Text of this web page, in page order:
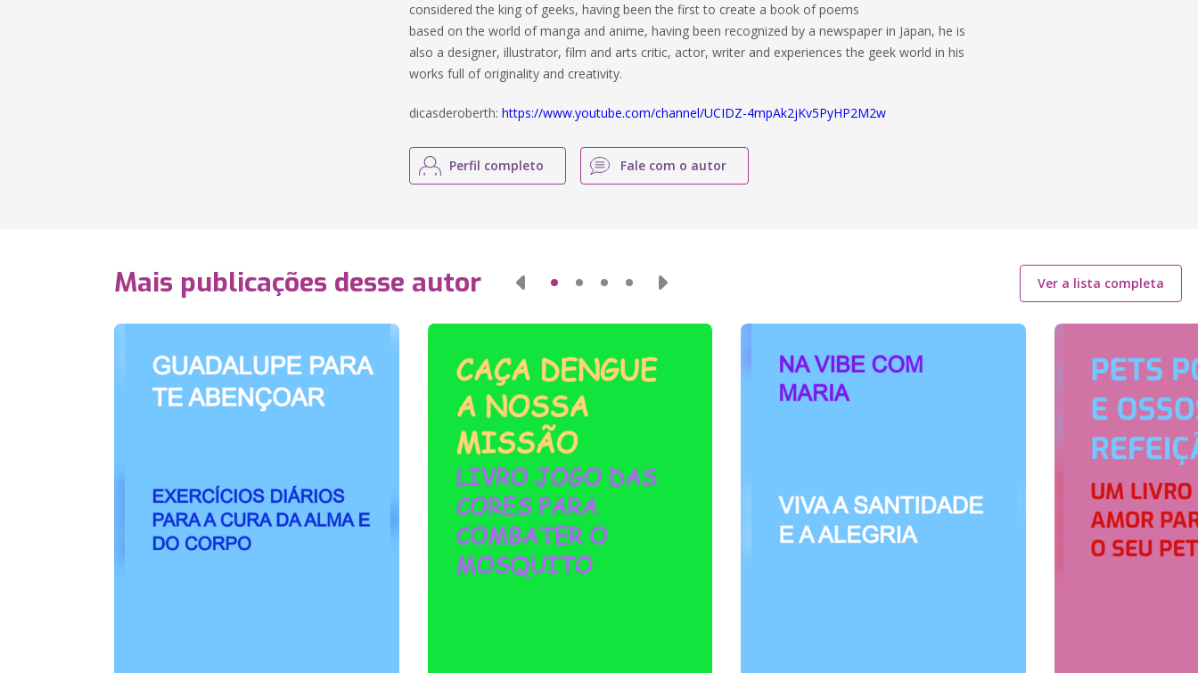
considered the king of geeks, having been the first to create a book of poems
based on the world of manga and anime, having been recognized by a newspaper in Japan, he is
also a designer, illustrator, film and arts critic, actor, writer and experiences the geek world in his
works full of originality and creativity.
dicasderoberth:https://www.youtube.com/channel/UCIDZ-4mpAk2jKv5PyHP2M2w
Perfil completo Fale com o autor
Mais publicações desse autor Ver a lista completa